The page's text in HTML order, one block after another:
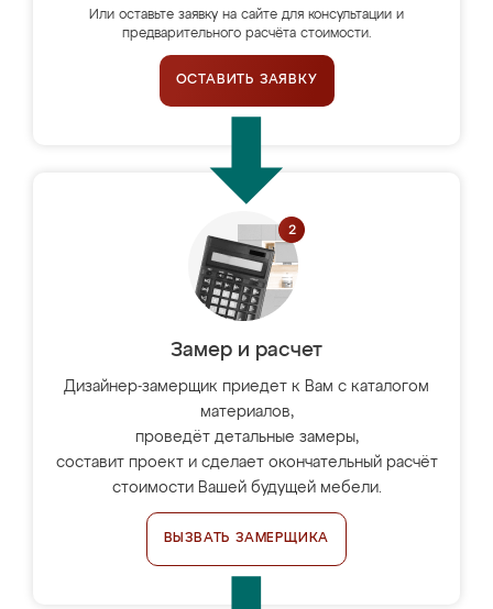
Или оставьте заявку на сайте для консультации и
предварительного расчёта стоимости.
ОСТАВИТЬ ЗАЯВКУ
Замер и расчет
Дизайнер-замерщик приедет к Вам с каталогом
материалов,
проведёт детальные замеры,
составит проект и сделает окончательный расчёт
стоимости Вашей будущей мебели.
ВЫЗВАТЬ ЗАМЕРЩИКА